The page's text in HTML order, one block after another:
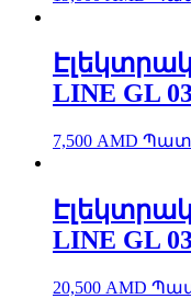
LINE GL
7,500 AMD
LINE GL
20,500 AMD